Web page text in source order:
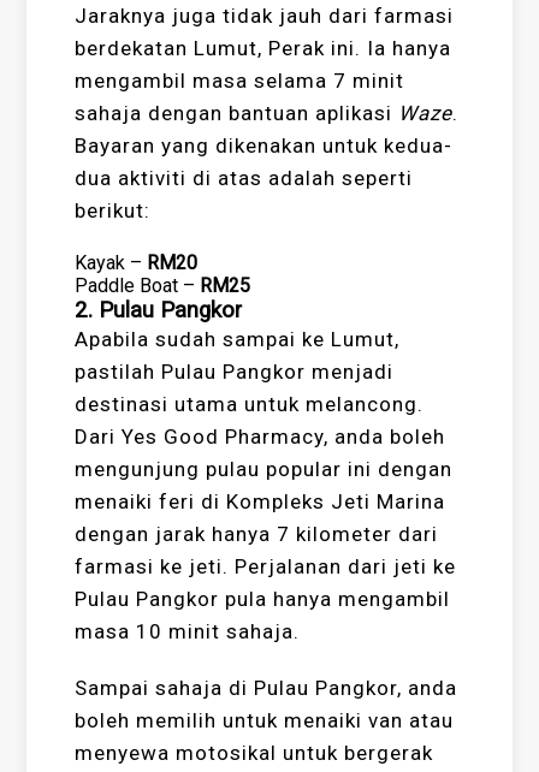
Jaraknya juga tidak jauh dari farmasi
berdekatan Lumut, Perak ini. Ia hanya
mengambil masa selama 7 minit
sahaja dengan bantuan aplikasi Waze.
Bayaran yang dikenakan untuk kedua-
dua aktiviti di atas adalah seperti
berikut:
Kayak – RM20
Paddle Boat – RM25
2. Pulau Pangkor
Apabila sudah sampai ke Lumut,
pastilah Pulau Pangkor menjadi
destinasi utama untuk melancong.
Dari Yes Good Pharmacy, anda boleh
mengunjung pulau popular ini dengan
menaiki feri di Kompleks Jeti Marina
dengan jarak hanya 7 kilometer dari
farmasi ke jeti. Perjalanan dari jeti ke
Pulau Pangkor pula hanya mengambil
masa 10 minit sahaja.
Sampai sahaja di Pulau Pangkor, anda
boleh memilih untuk menaiki van atau
menyewa motosikal untuk bergerak